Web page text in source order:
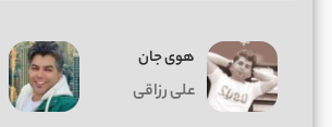
هوی جان
علی رزاقی